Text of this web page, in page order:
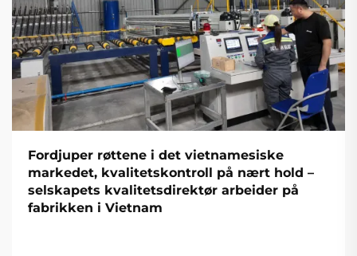
Fordjuper røttene i det vietnamesiske
markedet, kvalitetskontroll på nært hold –
selskapets kvalitetsdirektør arbeider på
fabrikken i Vietnam